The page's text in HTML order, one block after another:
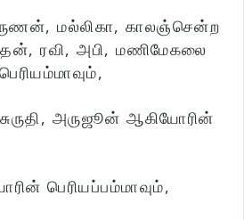
மல்லிகா, காலஞ்சென்ற
ரவி, அபி, மணிமேகலை
சுருதி, அருஜூன் ஆகியோரின்
பெரியப்பம்மாவும்,